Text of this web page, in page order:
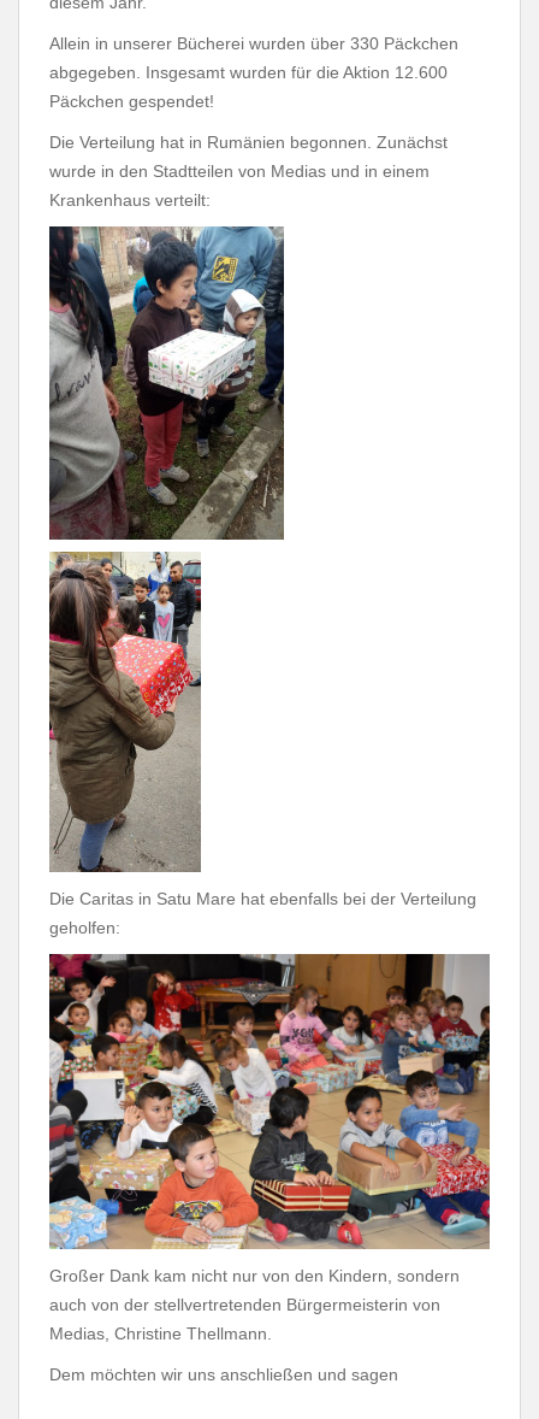
Allein in unserer Bücherei wurden über 330 Päckchen
abgegeben. Insgesamt wurden für die Aktion 12.600
Päckchen gespendet!
Die Verteilung hat in Rumänien begonnen. Zunächst
wurde in den Stadtteilen von Medias und in einem
Krankenhaus verteilt:
Die Caritas in Satu Mare hat ebenfalls bei der Verteilung
geholfen:
Großer Dank kam nicht nur von den Kindern, sondern
auch von der stellvertretenden Bürgermeisterin von
Medias, Christine Thellmann.
Dem möchten wir uns anschließen und sagen